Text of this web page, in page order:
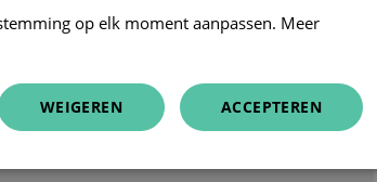
verhoging slechts een aftrek
op elk moment aanpassen. Meer
ACCEPTEREN
WEIGEREN